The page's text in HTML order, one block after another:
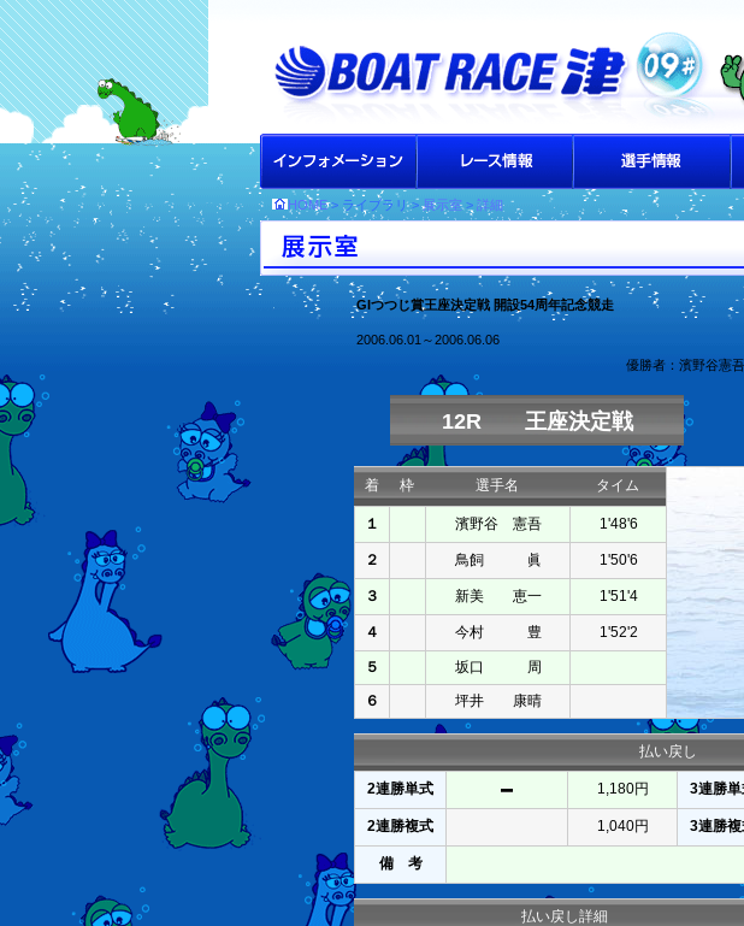
HOME> ライブラリ >展示室> 詳細
GIつつじ賞王座決定戦 開設54周年記念競走
2006.06.01～2006.06.06
優勝者：濱野谷憲吾
12R 王座決定戦
着 枠 選手名 タイム
１ 濱野谷 憲吾 1'48'6
２ 鳥飼 眞 1'50'6
３ 新美 恵一 1'51'4
４ 今村 豊 1'52'2
５
坂口 周
６
坪井 康晴
払い戻し
2連勝単式 1,180円 3連勝
2連勝複式 1,040円 3連勝
備 考
払い戻し詳細